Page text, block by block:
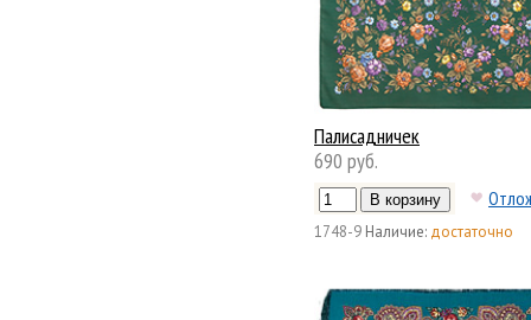
Палисадничек
690 руб.
1748-9 Наличие: достаточно